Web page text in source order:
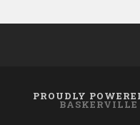
PROUDLY
BASKERVILLE